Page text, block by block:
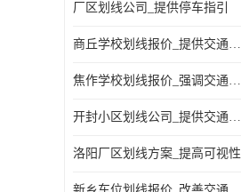
厂区划线公司_提供停车指引
商丘学校划线报价_提供交通信息
焦作学校划线报价_强调交通规则
开封小区划线公司_提供交通信息
洛阳厂区划线方案_提高可视性